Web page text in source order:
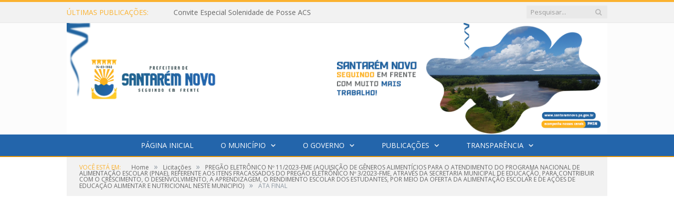
ÚLTIMAS PUBLICAÇÕES: Convite Especial Solenidade de Posse ACS
PÁGINA INICIAL O MUNICÍPIO O GOVERNO PUBLICAÇÕES TRANSPARÊNCIA
VOCÊ ESTÁ EM: Home » Licitações » PREGÃO ELETRÔNICO Nº 11/2023-FME (AQUISIÇÃO DE GÊNEROS ALIMENTÍCIOS PARA O ATENDIMENTO DO PROGRAMA NACIONAL DE
ALIMENTAÇÃO ESCOLAR (PNAE), REFERENTE AOS ITENS FRACASSADOS DO PREGÃO ELETRÔNICO Nº 3/2023-FME, ATRAVÉS DA SECRETARIA MUNICIPAL DE EDUCAÇÃO, PARA CONTRIBUIR
COM O CRESCIMENTO, O DESENVOLVIMENTO, A APRENDIZAGEM, O RENDIMENTO ESCOLAR DOS ESTUDANTES, POR MEIO DA OFERTA DA ALIMENTAÇÃO ESCOLAR E DE AÇÔES DE
EDUCAÇÃO ALIMENTAR E NUTRICIONAL NESTE MUNICIPIO) » ATA FINAL